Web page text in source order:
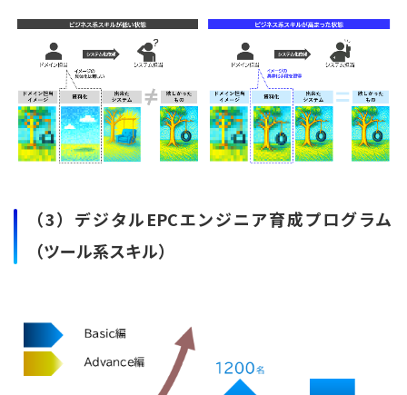
（3）デジタルEPCエンジニア育成プログラム
（ツール系スキル）